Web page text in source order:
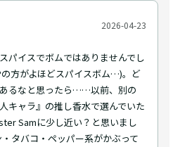
2026-04-23
パイスでボムではありませんでし
方がよほどスパイスボム…)。ど
るなと思ったら……以前、別の
キャラ』の推し香水で選んでいた
Samに少し近い？と思いまし
タバコ・ペッパー系がかぶって